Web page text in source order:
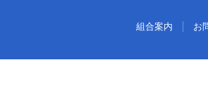
組合案内 お